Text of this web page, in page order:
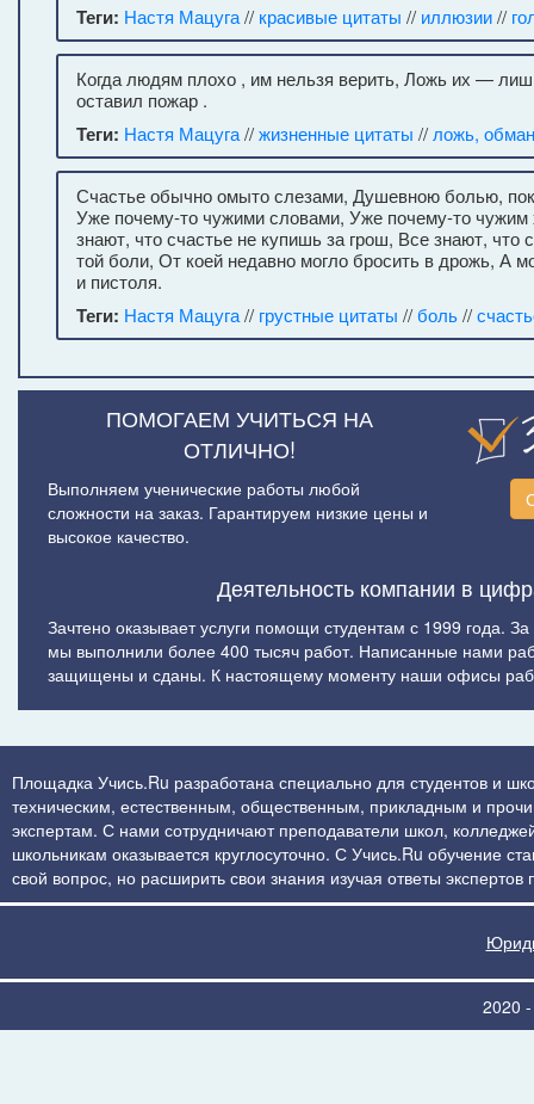
Теги: Настя Мацуга// красивые цитаты // иллюзии//
Когда людям плохо , им нельзя верить, Ложь их —
оставил пожар .
Теги: Настя Мацуга//жизненные цитаты // ложь, обман
Счастье обычно омыто слезами, Душевною болью,
Уже почему-то чужими словами, Уже почему-то чужим
знают, что счастье не купишь за грош, Все знают, что
той боли, От коей недавно могло бросить в дрожь, А
и пистоля.
Теги: Настя Мацуга// грустные цитаты //боль//
ПОМОГАЕМ УЧИТЬСЯ НА
ОТЛИЧНО!
Выполняем ученические работы любой
сложности на заказ. Гарантируем низкие цены и
высокое качество.
Деятельность компании в
Зачтено оказывает услуги помощи студентам с 1999 года.
мы выполнили более 400 тысяч работ. Написанные нами
защищены и сданы. К настоящему моменту наши офисы
Площадка Учись.Ru разработана специально для студентов и
техническим, естественным, общественным, прикладным и
экспертам. С нами сотрудничают преподаватели школ,
школьникам оказывается круглосуточно. С Учись.Ru обучение
свой вопрос, но расширить свои знания изучая ответы
2020